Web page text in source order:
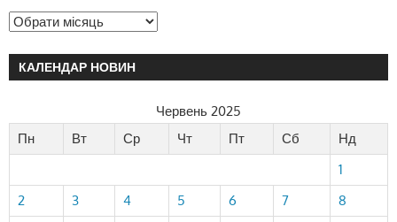
КАЛЕНДАР НОВИН
Червень 2025
Пн
Вт Ср Чт Пт Сб
Нд
1
2
3 4 5 6 7
8